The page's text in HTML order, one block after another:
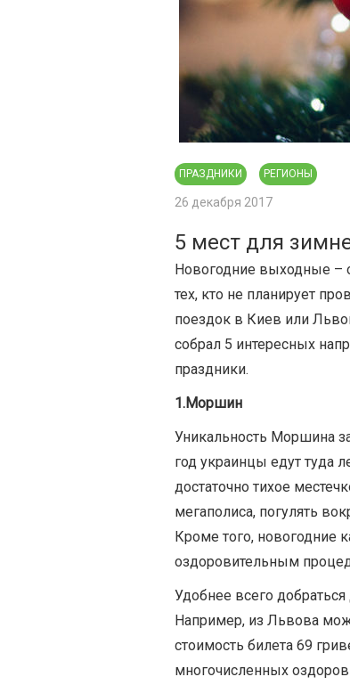
ПРАЗДНИКИ РЕГИОНЫ
26 декабря 2017
5 мест для
Новогодние выходные –
тех, кто не планирует
поездок в Киев или
собрал 5 интересных
праздники.
1.Моршин
Уникальность Моршина
год украинцы едут туда
достаточно тихое
мегаполиса, погулять
Кроме того, новогодние
оздоровительным
Удобнее всего
Например, из Львова
стоимость билета 69
многочисленных